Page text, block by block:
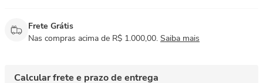
Frete Grátis
Nas compras acima de R$ 1.000,00. Saiba mais